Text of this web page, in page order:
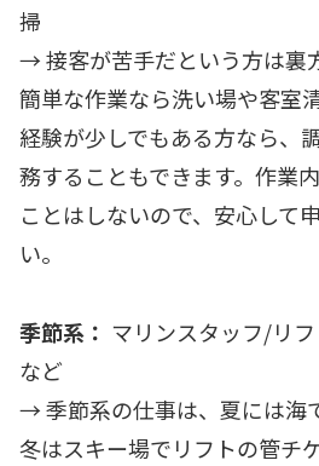
掃
→ 接客が苦手だという方は裏
簡単な作業なら洗い場や客室
経験が少しでもある方なら、
務することもできます。作業
ことはしないので、安心して
い。
季節系： マリンスタッフ/リ
など
→ 季節系の仕事は、夏には海
冬はスキー場でリフトの管チ